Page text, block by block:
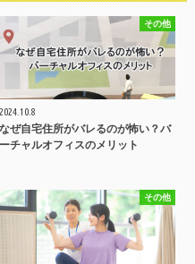
その他
2024.10.8
なぜ自宅住所がバレるのが怖い？バ
ーチャルオフィスのメリット
その他